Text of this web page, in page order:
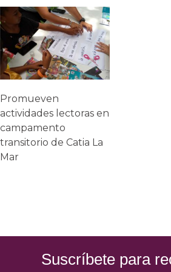
Promueven
actividades lectoras en
campamento
transitorio de Catia La
Mar
Suscríbete para